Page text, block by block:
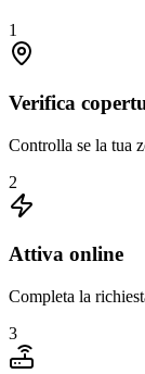
1
Verifica
Controlla se la tua
2
Attiva online
Completa la
3